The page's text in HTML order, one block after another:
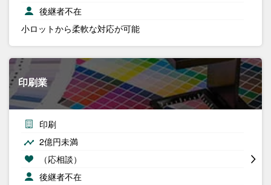
後継者不在
小ロットから柔軟な対応が可能
印刷業
印刷
2億円未満
（応相談）
後継者不在